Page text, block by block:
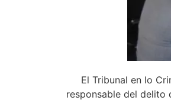
El Tribunal en lo
responsable del delito